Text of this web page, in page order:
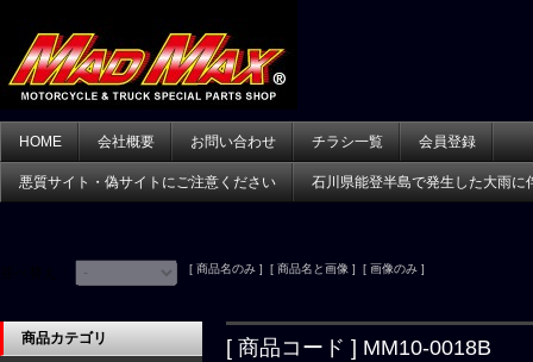
HOME 会社概要 お問い合わせ チラシ一覧 会員登録
悪質サイト・偽サイトにご注意ください 石川県能登半島で発生した大雨に
[ 商品名のみ ] [ 商品名と画像 ] [ 画像のみ ]
[ 商品コード ] MM10-0018B
商品カテゴリ